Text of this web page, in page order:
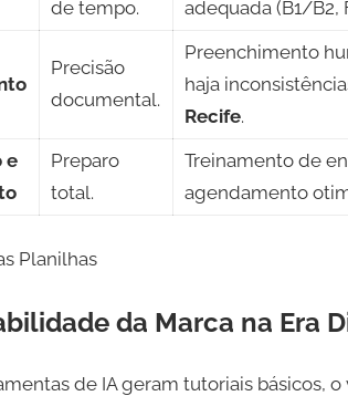
de tempo.
adequada (B1/B2,
Precisão
documental.
Preenchimento
haja
Recife.
e
Preparo
total.
Treinamento de
agendamento
Planilhas
da Marca na Era
de IA geram tutoriais básicos, o